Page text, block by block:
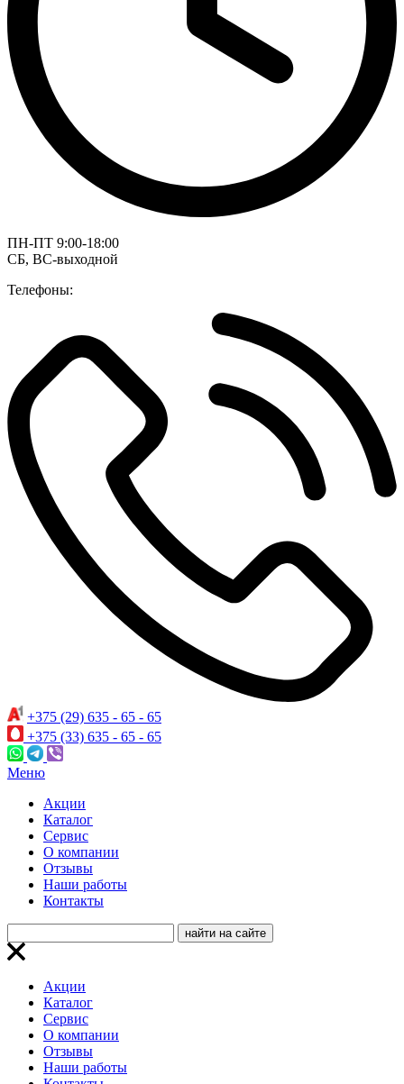
ПН-ПТ 9:00-18:00
СБ, ВС-выходной
Телефоны:
+375 (29) 635 - 65 - 65
+375 (33) 635 - 65 - 65
Меню
Акции
Каталог
Сервис
О компании
Отзывы
Наши работы
Контакты
Акции
Каталог
Сервис
О компании
Отзывы
Наши работы